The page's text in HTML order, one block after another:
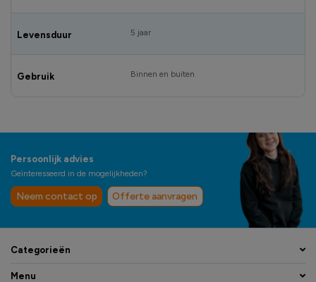
Levensduur 5 jaar
Gebruik Binnen en buiten
Persoonlijk advies
Geïnteresseerd in de mogelijkheden?
Neem contact op Offerte aanvragen
Categorieën
Menu